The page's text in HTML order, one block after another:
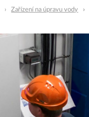
Zařízení na úpravu vody